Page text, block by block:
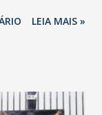
mas
LEIA MAIS »